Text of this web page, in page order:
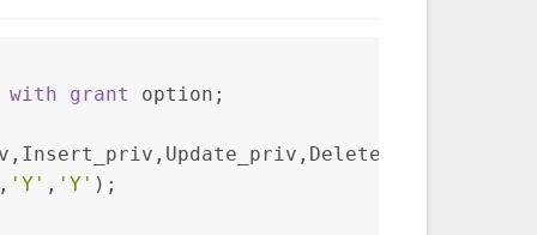
with grant
option;
, 'Y' , 'Y' );